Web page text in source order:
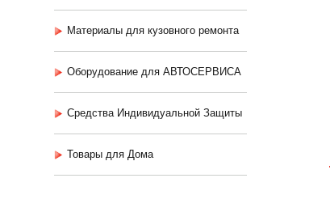
Материалы для кузовного ремонта
Оборудование для АВТОСЕРВИСА
Средства Индивидуальной Защиты
Товары для Дома